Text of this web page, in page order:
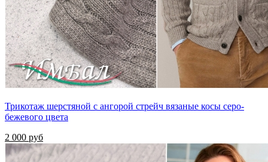
Трикотаж шерстяной с ангорой стрейч вязаные косы серо-
бежевого цвета
2 000 руб